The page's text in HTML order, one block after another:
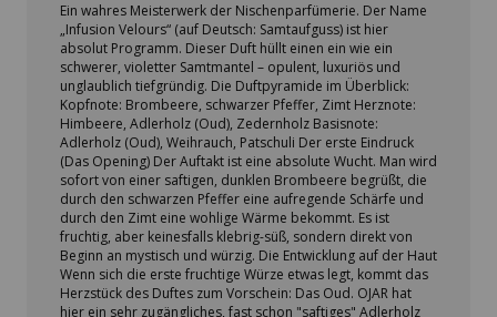
Ein wahres Meisterwerk der Nischenparfümerie. Der Name
„Infusion Velours“ (auf Deutsch: Samtaufguss) ist hier
absolut Programm. Dieser Duft hüllt einen ein wie ein
schwerer, violetter Samtmantel – opulent, luxuriös und
unglaublich tiefgründig. Die Duftpyramide im Überblick:
Kopfnote: Brombeere, schwarzer Pfeffer, Zimt Herznote:
Himbeere, Adlerholz (Oud), Zedernholz Basisnote:
Adlerholz (Oud), Weihrauch, Patschuli Der erste Eindruck
(Das Opening) Der Auftakt ist eine absolute Wucht. Man wird
sofort von einer saftigen, dunklen Brombeere begrüßt, die
durch den schwarzen Pfeffer eine aufregende Schärfe und
durch den Zimt eine wohlige Wärme bekommt. Es ist
fruchtig, aber keinesfalls klebrig-süß, sondern direkt von
Beginn an mystisch und würzig. Die Entwicklung auf der Haut
Wenn sich die erste fruchtige Würze etwas legt, kommt das
Herzstück des Duftes zum Vorschein: Das Oud. OJAR hat
hier ein sehr zugängliches, fast schon "saftiges" Adlerholz